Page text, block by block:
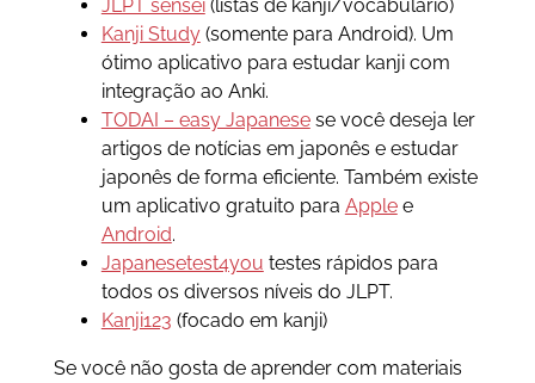
JLPT sensei(listas de kanji/vocabulário)
Kanji Study(somente para Android). Um
ótimo aplicativo para estudar kanji com
integração ao Anki.
TODAI – easy Japanesese você deseja ler
artigos de notícias em japonês e estudar
japonês de forma eficiente. Também existe
um aplicativo gratuito para Applee
Android.
Japanesetest4you testes rápidos para
todos os diversos níveis do JLPT.
Kanji123 (focado em kanji)
Se você não gosta de aprender com materiais